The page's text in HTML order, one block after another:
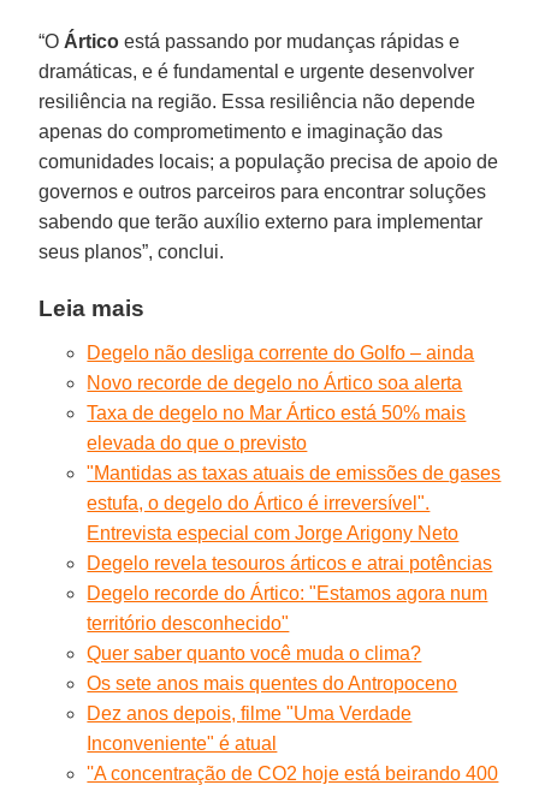
“O Ártico está passando por mudanças rápidas e
dramáticas, e é fundamental e urgente desenvolver
resiliência na região. Essa resiliência não depende
apenas do comprometimento e imaginação das
comunidades locais; a população precisa de apoio de
governos e outros parceiros para encontrar soluções
sabendo que terão auxílio externo para implementar
seus planos”, conclui.
Leia mais
Degelo não desliga corrente do Golfo – ainda
Novo recorde de degelo no Ártico soa alerta
Taxa de degelo no Mar Ártico está 50% mais
elevada do que o previsto
"Mantidas as taxas atuais de emissões degases
estufa, o degelo do Ártico é irreversível".
Entrevista especial com Jorge Arigony Neto
Degelo revela tesouros árticos e atrai potências
Degelo recorde do Ártico: "Estamos agora num
território desconhecido"
Quer saber quanto você muda o clima?
Os sete anos mais quentes do Antropoceno
Dez anos depois, filme "Uma Verdade
Inconveniente" é atual
''A concentração de CO2 hoje está beirando 400